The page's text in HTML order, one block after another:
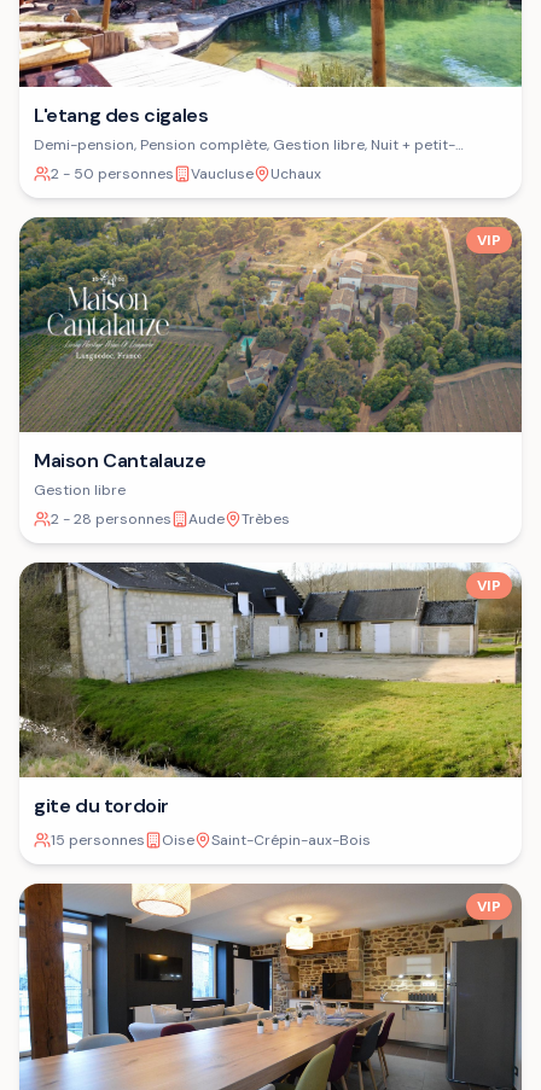
L'etang des cigales
Demi-pension, Pension complète, Gestion libre, Nuit + petit-
déjeuner
2 - 50 personnes Vaucluse Uchaux
VIP
Maison Cantalauze
Gestion libre
2 - 28 personnes
Aude Trèbes
VIP
gite du tordoir
15 personnes Oise Saint-Crépin-aux-Bois
VIP